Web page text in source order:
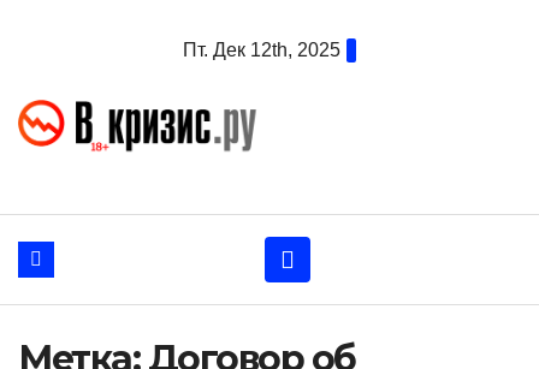
Пт. Дек 12th, 2025
Метка:Договор об